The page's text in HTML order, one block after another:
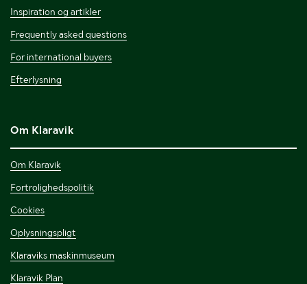
Inspiration og artikler
Frequently asked questions
For international buyers
Efterlysning
Om Klaravik
Om Klaravik
Fortrolighedspolitik
Cookies
Oplysningspligt
Klaraviks maskinmuseum
Klaravik Plan